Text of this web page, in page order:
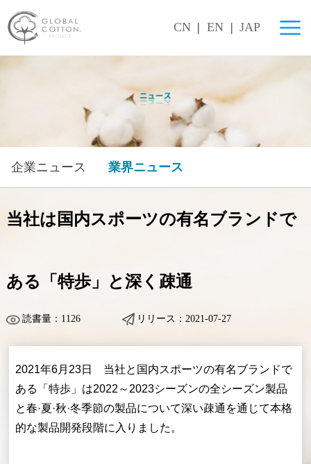
CN | EN | JAP
企業ニュース 業界ニュース
当社は国内スポーツの有名ブランドで
ある「特歩」と深く疎通
読書量：1126 リリース：2021-07-27
2021年6月23日 当社と国内スポーツの有名ブランドで
ある「特歩」は2022～2023シーズンの全シーズン製品
と春·夏·秋·冬季節の製品について深い疎通を通じて本格
的な製品開発段階に入りました。